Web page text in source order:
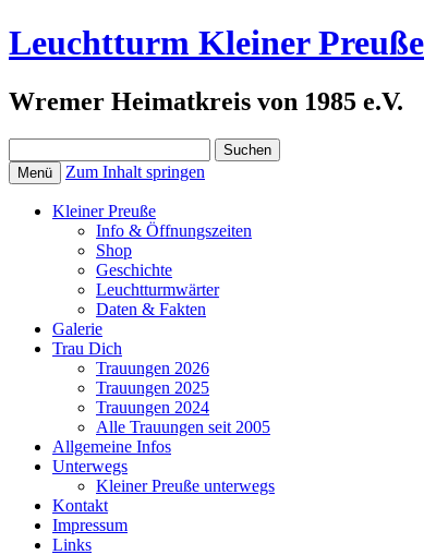
Leuchtturm Kleiner Preuße
Wremer Heimatkreis von 1985 e.V.
nach:
Menü Zum Inhalt springen
Kleiner Preuße
Info & Öffnungszeiten
Shop
Geschichte
Leuchtturmwärter
Daten & Fakten
Galerie
Trau Dich
Trauungen 2026
Trauungen 2025
Trauungen 2024
Alle Trauungen seit 2005
Allgemeine Infos
Unterwegs
Kleiner Preuße unterwegs
Kontakt
Impressum
Links